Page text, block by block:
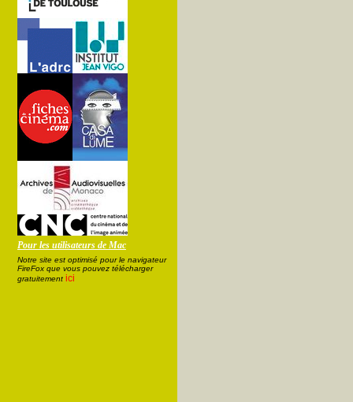
Pour les utilisateurs de Mac
Notre site est optimisé pour le navigateur
FireFox que vous pouvez télécharger
gratuitement ici